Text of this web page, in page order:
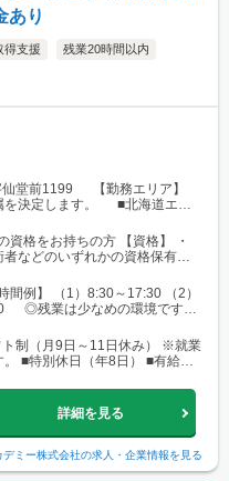
あり
得支援 残業20時間以内
仙堂前1199 【勤務エリア】
を決定します。 ■北海道エリ
野区榴岡3-4-1 ■北陸信越エリ
区笹口1-2 ■関東エリア └勤務
1-1 ■東海エリア └勤務地例：
2-3-2 ■中国・四国エリア └勤
1-3-52 ■九州エリア └勤務地
ては、自宅または現場付近の
場合があります。
格をお持ちの方 【資格】 ・
などのいずれかの資格保有者
間例】 （1）8:30～17:30 （2）
◎残業は少なめの環境です。
制（月9日～11日休み） ※就業
■特別休日（年8日） ■有給休
詳細を見る
デミー株式会社の求人・企業情報を見る